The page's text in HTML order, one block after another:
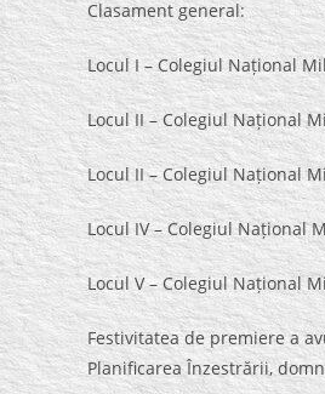
Clasament general:
Locul I – Colegiul Național
Locul II – Colegiul Național
Locul II – Colegiul Național
Locul IV – Colegiul Național
Locul V – Colegiul Național
Festivitatea de premiere a
Planificarea Înzestrării,